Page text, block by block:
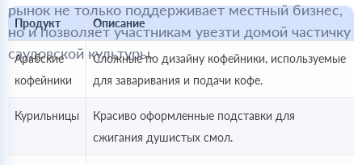
рынок не только поддерживает местный бизнес,
но и позволяет участникам увезти домой частичку
саудовской культуры.
Продукт Описание
Арабские
кофейники
Сложные по дизайну кофейники, используемые
для заваривания и подачи кофе.
Курильницы
Красиво оформленные подставки для
сжигания душистых смол.